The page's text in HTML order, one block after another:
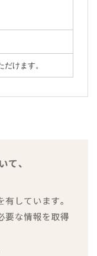
けます。